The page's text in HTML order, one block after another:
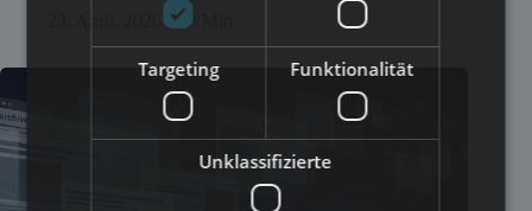
3 Min
Targeting Funktionalität
Unklassifizierte